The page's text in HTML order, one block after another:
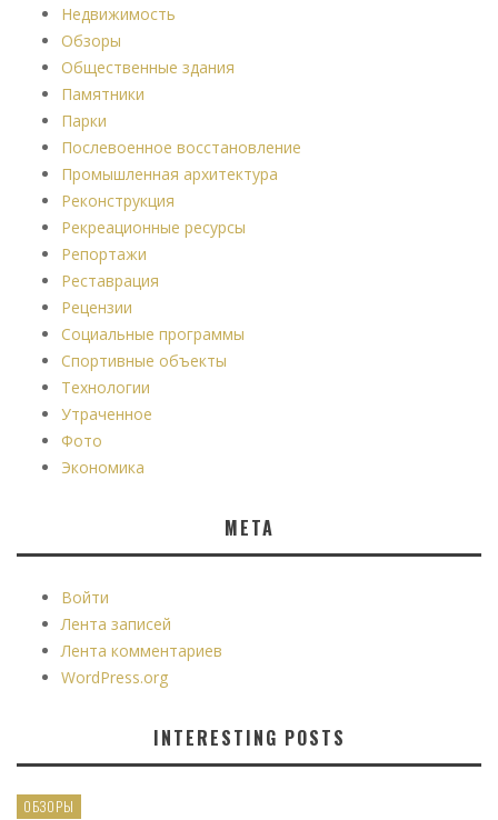
Недвижимость
Обзоры
Общественные здания
Памятники
Парки
Послевоенное восстановление
Промышленная архитектура
Реконструкция
Рекреационные ресурсы
Репортажи
Реставрация
Рецензии
Социальные программы
Спортивные объекты
Технологии
Утраченное
Фото
Экономика
МЕТА
Войти
Лента записей
Лента комментариев
WordPress.org
INTERESTING POSTS
ОБЗОРЫ